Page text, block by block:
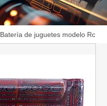
Batería de juguetes modelo Rc